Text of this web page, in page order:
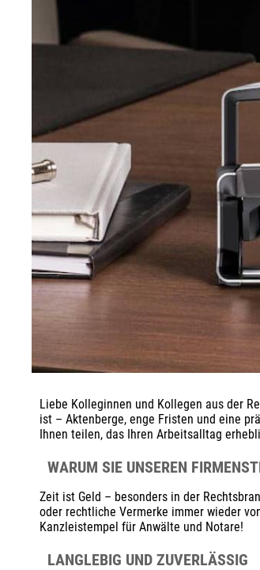
EINSÄTZE FÜR TRODAT
DELRINPLATTEN FÜR
Liebe Kolleginnen und Kollegen aus der
ist – Aktenberge, enge Fristen und eine
Ihnen teilen, das Ihren Arbeitsalltag
WARUM SIE UNSEREN
Zeit ist Geld – besonders in der
oder rechtliche Vermerke immer wieder
Kanzleistempel für Anwälte und Notare!
LANGLEBIG UND ZUVERLÄSSIG